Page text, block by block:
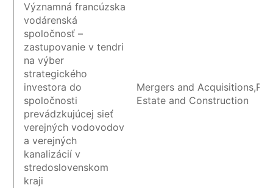
Významná francúzska
vodárenská
spoločnosť –
zastupovanie v tendri
na výber
strategického
investora do
spoločnosti
prevádzkujúcej sieť
verejných vodovodov
a verejných
kanalizácií v
stredoslovenskom
kraji
Mergers and
Estate and Construction